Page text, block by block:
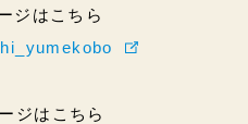
ジはこちら
ジはこちら